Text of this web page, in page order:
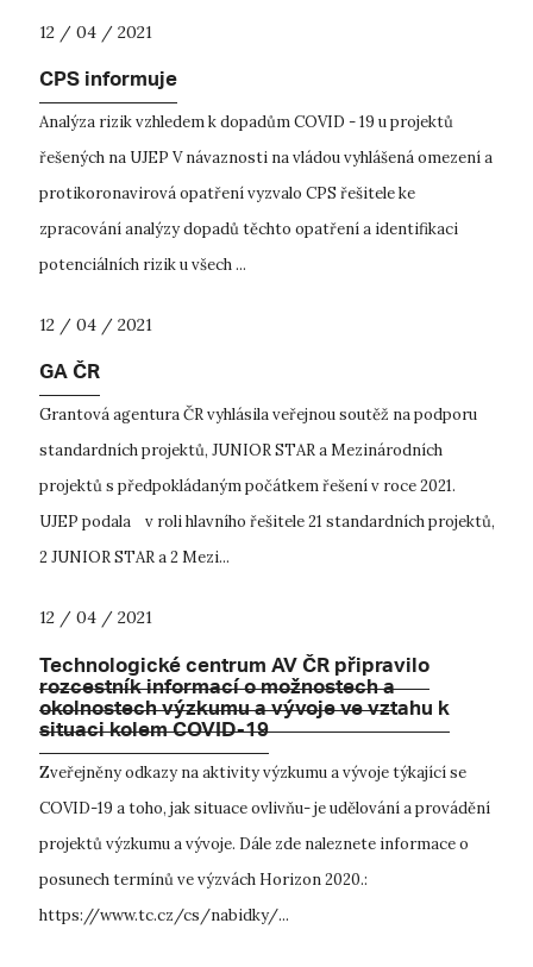
12 / 04 / 2021
CPS informuje
Analýza rizik vzhledem k dopadům COVID - 19 u projektů
řešených na UJEP V návaznosti na vládou vyhlášená omezení a
protikoronavirová opatření vyzvalo CPS řešitele ke
zpracování analýzy dopadů těchto opatření a identifikaci
potenciálních rizik u všech ...
12 / 04 / 2021
GA ČR
Grantová agentura ČR vyhlásila veřejnou soutěž na podporu
standardních projektů, JUNIOR STAR a Mezinárodních
projektů s předpokládaným počátkem řešení v roce 2021.
UJEP podala v roli hlavního řešitele 21 standardních projektů,
2 JUNIOR STAR a 2 Mezi...
12 / 04 / 2021
Technologické centrum AV ČR připravilo
rozcestník informací o možnostech a
okolnostech výzkumu a vývoje ve vztahu k
situaci kolem COVID-19
Zveřejněny odkazy na aktivity výzkumu a vývoje týkající se
COVID-19 a toho, jak situace ovlivňu- je udělování a provádění
projektů výzkumu a vývoje. Dále zde naleznete informace o
posunech termínů ve výzvách Horizon 2020.:
https://www.tc.cz/cs/nabidky/...